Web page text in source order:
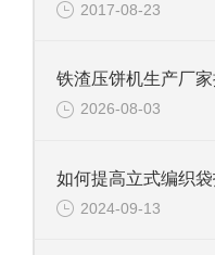
2017-08-23
2026-08-03
2024-09-13